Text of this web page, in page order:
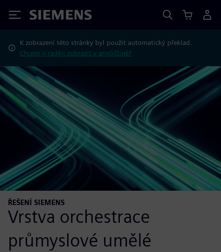
Siemens
K zobrazení této stránky byl použit automatický překlad.
Chcete ji raději zobrazit v angličtině?
ŘEŠENÍ SIEMENS
Vrstva orchestrace
průmyslové umělé